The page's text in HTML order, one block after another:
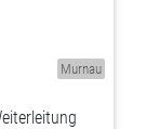
Murnau